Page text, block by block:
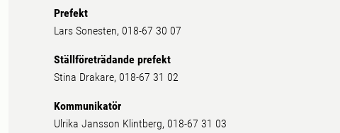
Prefekt
Lars Sonesten, 018-67 30 07
Ställföreträdande prefekt
Stina Drakare, 018-67 31 02
Kommunikatör
Ulrika Jansson Klintberg, 018-67 31 03